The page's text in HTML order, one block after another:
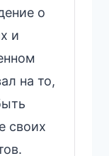
о
и
на то,
своих